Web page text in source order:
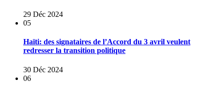
29 Déc 2024
05
Haïti: des signataires de l’Accord du 3 avril veulent
redresser la transition politique
30 Déc 2024
06